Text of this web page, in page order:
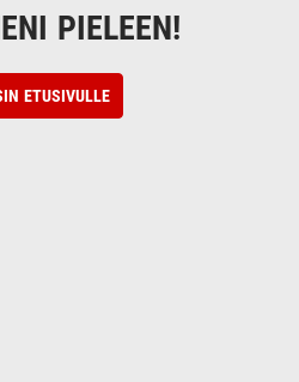
PIELEEN!
ETUSIVULLE